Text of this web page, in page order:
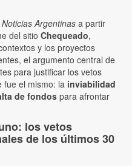
Noticias Argentinas a partir
del sitio Chequeado,
y los proyectos
el argumento central de
para justificar los vetos
fue el mismo: la inviabilidad
de fondospara afrontar
los vetos
de los últimos 30